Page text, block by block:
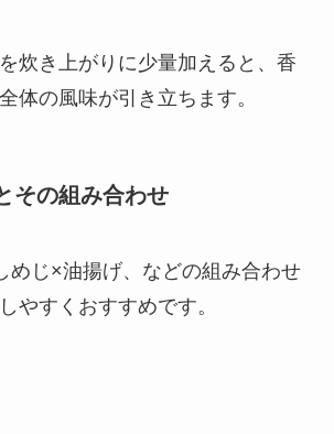
炊き上がりに少量加えると、香
体の風味が引き立ちます。
その組み合わせ
めじ×油揚げ、などの組み合わせ
やすくおすすめです。